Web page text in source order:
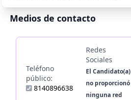
Medios de contacto
Teléfono
público:
8140896638
Redes
Sociales
El Candidato(a)
no proporcionó
ninguna red